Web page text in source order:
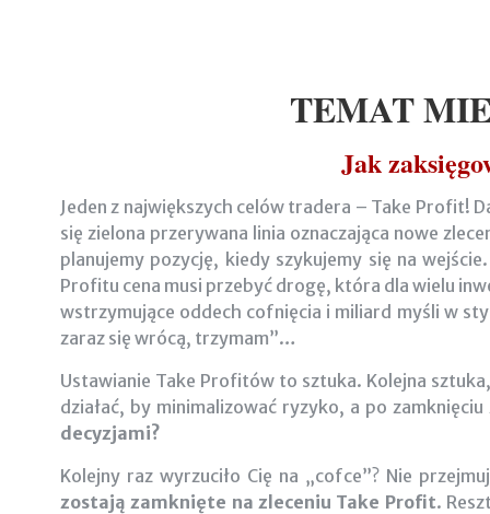
TEMAT
Jak
Jeden z największych celów tradera – Take Profit!
się zielona przerywana linia oznaczająca nowe
planujemy pozycję, kiedy szykujemy się na
Profitu cena musi przebyć drogę, która dla wielu
wstrzymujące oddech cofnięcia i miliard myśli w
zaraz się wrócą, trzymam”…
Ustawianie Take Profitów to sztuka. Kolejna
działać, by minimalizować ryzyko, a po
decyzjami?
Kolejny raz wyrzuciło Cię na „cofce”? Nie
zostają zamknięte na zleceniu Take Profit.